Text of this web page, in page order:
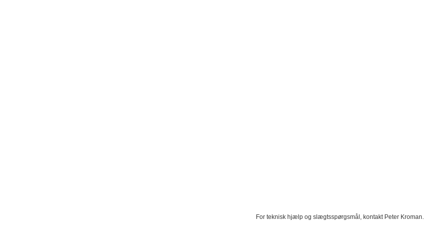
For teknisk hjælp og slægtsspørgsmål, kontakt Peter Kroman.